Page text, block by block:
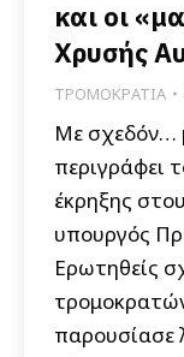
και οι
Χρυσής
ΤΡΟΜΟΚΡΑΤΙΑ
Με σχεδόν…
περιγράφει
έκρηξης
υπουργός
Ερωτηθείς
παρουσίασε